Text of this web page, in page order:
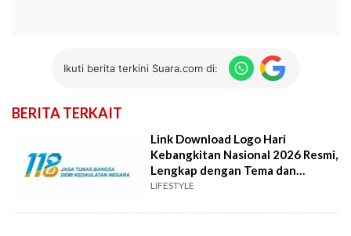
Ikuti berita terkini Suara.com di:
BERITA TERKAIT
Link Download Logo Hari
Kebangkitan Nasional 2026 Resmi,
Lengkap dengan Tema dan
Filosofinya
LIFESTYLE